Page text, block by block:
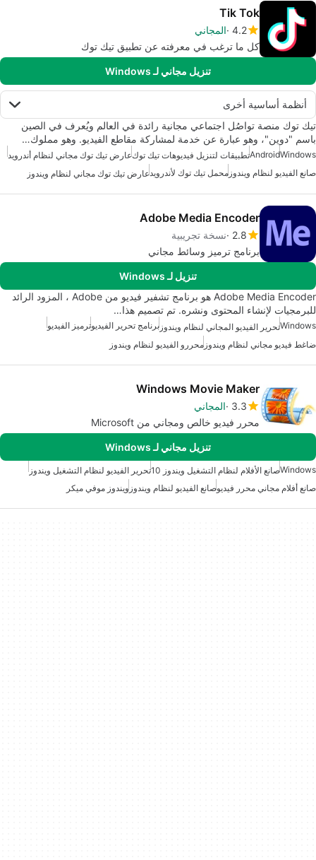
Tik Tok
4.2 المجاني
كل ما ترغب في معرفته عن تطبيق تيك توك
تنزيل مجاني لـ Windows
أنظمة أساسية أخرى
تيك توك منصة تواصُل اجتماعي مجانية رائدة في العالم ويُعرف في الصين
باسم "دوين"، وهو عبارة عن خدمة لمشاركة مقاطع الفيديو. وهو مملوك…
Windows
Androidتطبيقات لتنزيل فيديوهات تيك توكعارض تيك توك مجاني لنظام أندرويد
صانع الفيديو لنظام ويندوز محمل تيك توك لأندرويدعارض تيك توك مجاني لنظام ويندوز
Adobe Media Encoder
2.8 نسخة تجريبية
برنامج ترميز وسائط مجاني
تنزيل لـ Windows
Adobe Media Encoder هو برنامج تشفير فيديو من Adobe ، المزود الرائد
للبرمجيات لإنشاء المحتوى ونشره. تم تصميم هذا…
Windowsتحرير الفيديو المجاني لنظام ويندوز برنامج تحرير الفيديوترميز الفيديو
ضاغط فيديو مجاني لنظام ويندوز محررو الفيديو لنظام ويندوز
Windows Movie Maker
3.3 المجاني
محرر فيديو خالص ومجاني من Microsoft
تنزيل مجاني لـ Windows
Windowsصانع الأفلام لنظام التشغيل ويندوز 10
تحرير الفيديو لنظام التشغيل ويندوز
صانع أفلام مجاني محرر فيديوصانع الفيديو لنظام ويندوز ويندوز موفي ميكر